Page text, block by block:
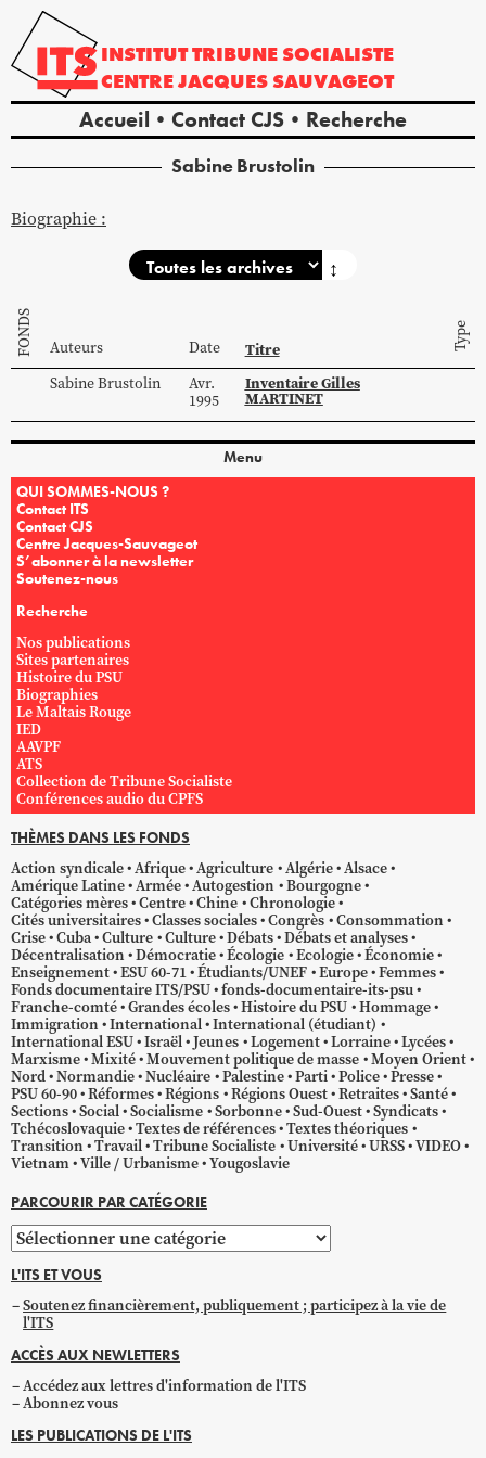
INSTITUTTRIBUNE SOCIALISTE
CENTREJACQUES SAUVAGEOT
Accueil Contact CJS Recherche
SabineBrustolin
Biographie :
↕
FONDS Auteurs Date Titre Type
SabineBrustolin
Avr.
1995
Inventaire Gilles
MARTINET
Menu
QUI SOMMES-NOUS ?
Contact ITS
Contact CJS
Centre Jacques-Sauvageot
S’abonner à la newsletter
Soutenez-nous
Recherche
Nos publications
Sites partenaires
Histoire du PSU
Biographies
Le Maltais Rouge
IED
AAVPF
ATS
Collection de Tribune Socialiste
Conférences audio du CPFS
THÈMES DANS LES FONDS
Action syndicale Afrique Agriculture Algérie Alsace
Amérique Latine Armée Autogestion
Bourgogne
Catégories mères Centre Chine Chronologie
Cités universitaires Classes sociales Congrès Consommation
Crise Cuba Culture Culture Débats Débats et analyses
Décentralisation Démocratie Écologie Ecologie Économie
Enseignement ESU 60-71 Étudiants/UNEF Europe Femmes
Fonds documentaire ITS/PSU fonds-documentaire-its-psu
Franche-comté Grandes écoles Histoire du PSU Hommage
Immigration International International (étudiant)
International ESU Israël Jeunes Logement Lorraine Lycées
Marxisme Mixité Mouvement politique de masse Moyen Orient
Nord Normandie Nucléaire Palestine Parti Police Presse
PSU 60-90 Réformes Régions Régions Ouest Retraites Santé
Sections Social Socialisme Sorbonne Sud-Ouest Syndicats
Tchécoslovaquie Textes de références Textes théoriques
Transition Travail Tribune Socialiste Université URSS VIDEO
Vietnam Ville / Urbanisme Yougoslavie
PARCOURIR PAR CATÉGORIE
Parcourir
par
catégorie
L'ITS ET VOUS
Soutenez financièrement, publiquement ; participez à la vie de
l'ITS
ACCÈS AUX NEWLETTERS
Accédez aux lettres d'information de l'ITS
Abonnez vous
LES PUBLICATIONS DE L'ITS